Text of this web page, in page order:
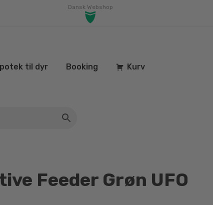
Dansk Webshop
til dyr Booking Kurv
Feeder Grøn UFO